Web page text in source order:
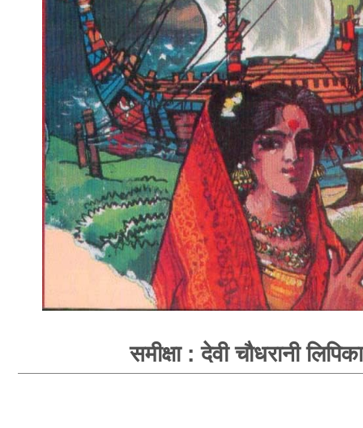
समीक्षा : देवी चौधरानी लिपिका